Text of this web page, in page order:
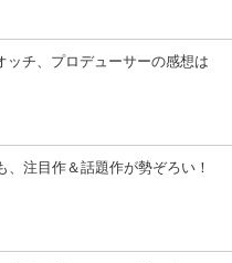
ッチ、プロデューサーの感想は
、注目作＆話題作が勢ぞろい！